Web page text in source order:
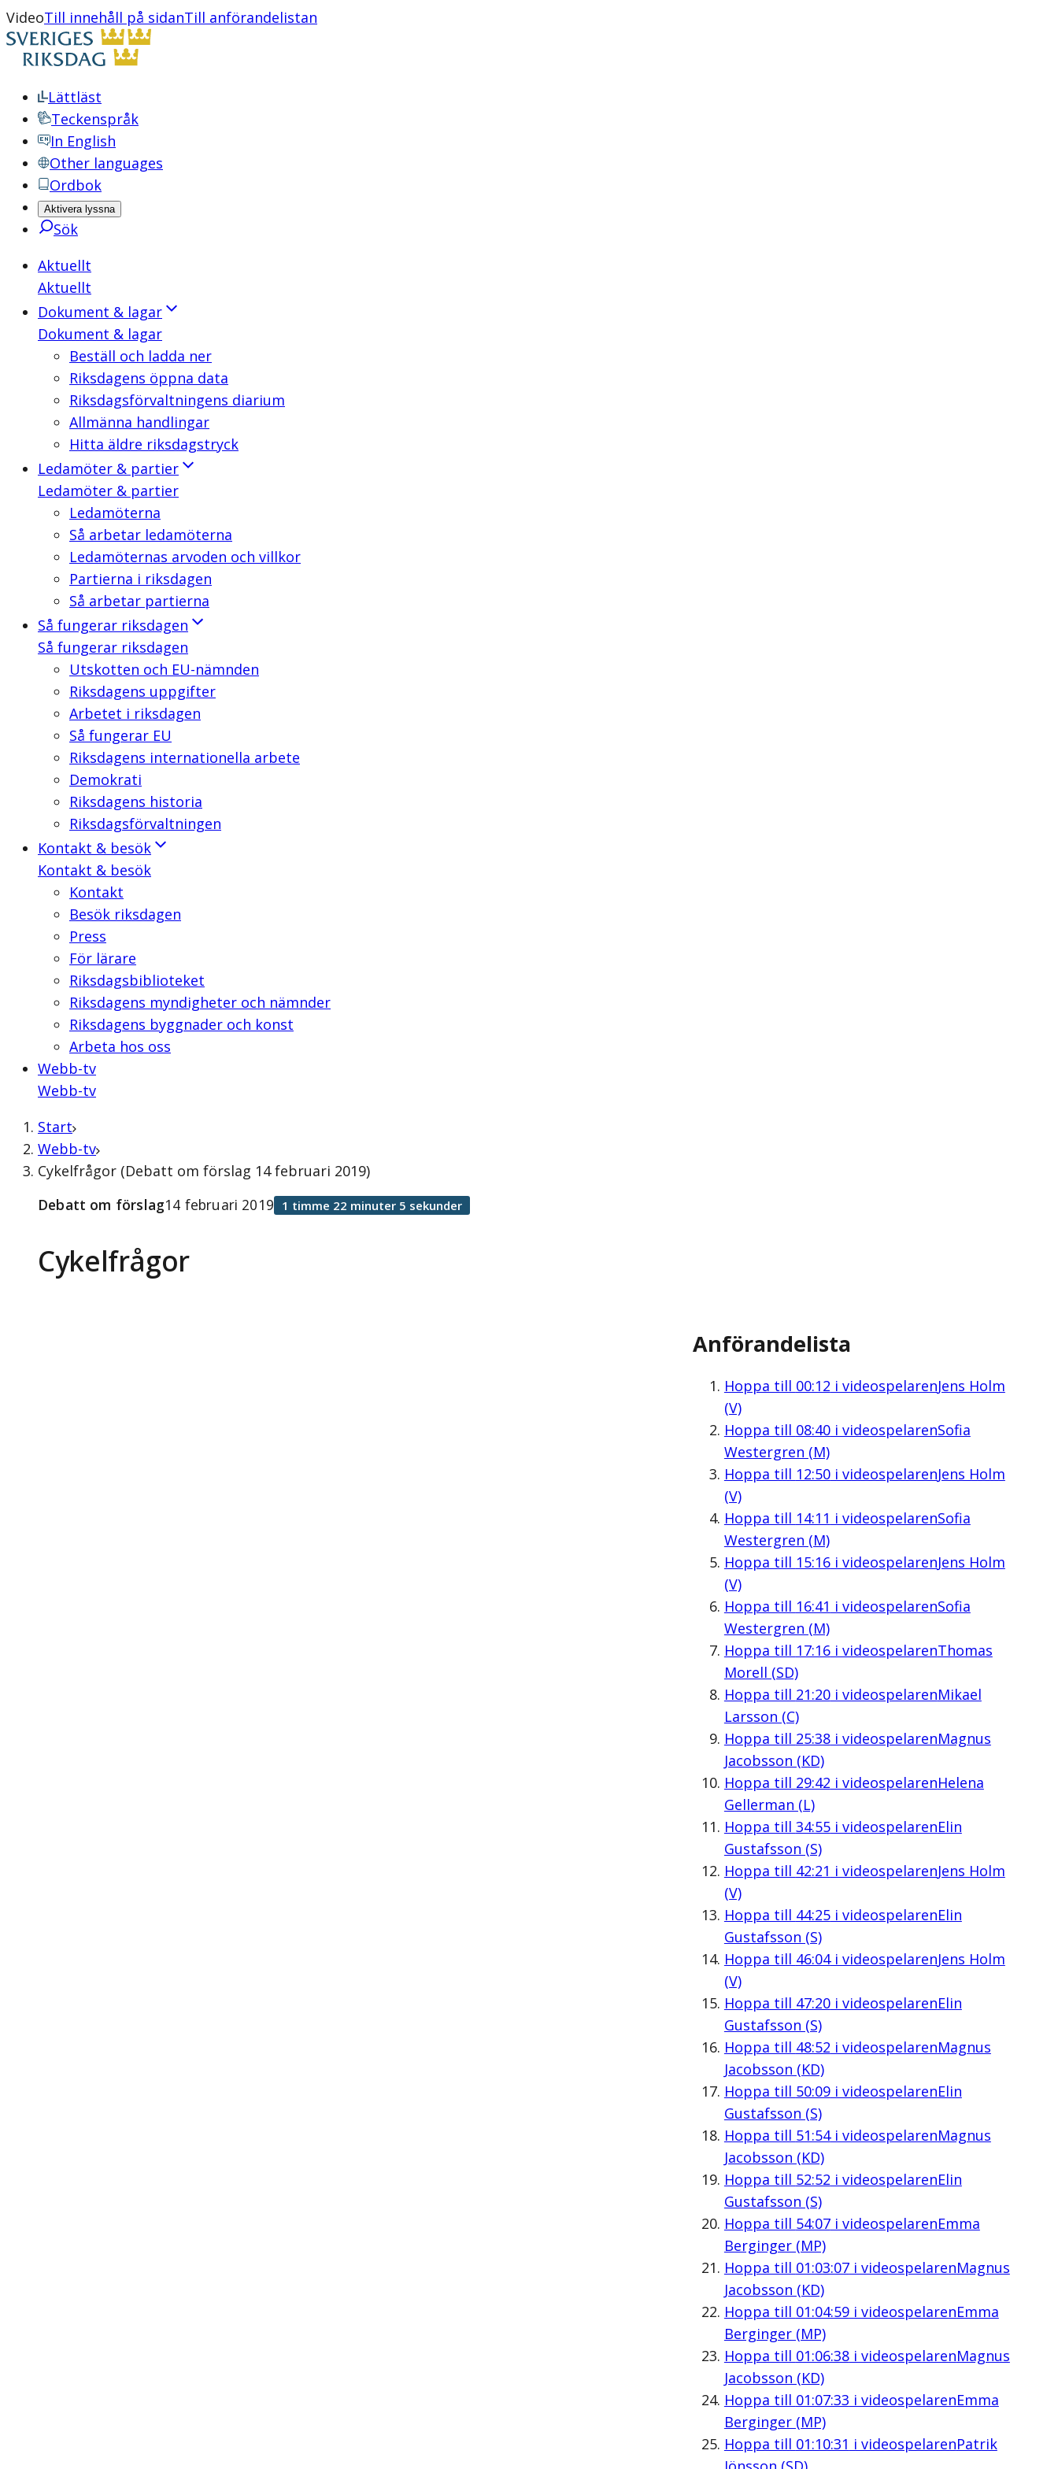
VideoTill innehåll på sidanTill anförandelistan
Lättläst
Teckenspråk
In English
Other languages
Ordbok
Aktivera lyssna
Sök
Aktuellt
Aktuellt
Dokument & lagar
Dokument & lagar
Beställ och ladda ner
Riksdagens öppna data
Riksdagsförvaltningens diarium
Allmänna handlingar
Hitta äldre riksdagstryck
Ledamöter & partier
Ledamöter & partier
Ledamöterna
Så arbetar ledamöterna
Ledamöternas arvoden och villkor
Partierna i riksdagen
Så arbetar partierna
Så fungerar riksdagen
Så fungerar riksdagen
Utskotten och EU-nämnden
Riksdagens uppgifter
Arbetet i riksdagen
Så fungerar EU
Riksdagens internationella arbete
Demokrati
Riksdagens historia
Riksdagsförvaltningen
Kontakt & besök
Kontakt & besök
Kontakt
Besök riksdagen
Press
För lärare
Riksdagsbiblioteket
Riksdagens myndigheter och nämnder
Riksdagens byggnader och konst
Arbeta hos oss
Webb-tv
Webb-tv
Start
Webb-tv
Cykelfrågor (Debatt om förslag 14 februari 2019)
Cykelfrågor
Debatt om förslag14 februari 2019 1 timme 22 minuter 5 sekunder
Anförandelista
Hoppa till 00:12 i videospelarenJens Holm
(V)
Hoppa till 08:40i videospelarenSofia
Westergren (M)
Hoppa till 12:50i videospelarenJens Holm
(V)
Hoppa till 14:11 i videospelarenSofia
Westergren (M)
Hoppa till 15:16i videospelarenJens Holm
(V)
Hoppa till 16:41 i videospelarenSofia
Westergren (M)
Hoppa till 17:16i videospelarenThomas
Morell (SD)
Hoppa till 21:20i videospelarenMikael
Larsson (C)
Hoppa till 25:38i videospelarenMagnus
Jacobsson (KD)
Hoppa till 29:42 i videospelarenHelena
Gellerman (L)
Hoppa till 34:55i videospelarenElin
Gustafsson (S)
Hoppa till 42:21 i videospelarenJens Holm
(V)
Hoppa till 44:25i videospelarenElin
Gustafsson (S)
Hoppa till 46:04i videospelarenJens Holm
(V)
Hoppa till 47:20i videospelarenElin
Gustafsson (S)
Hoppa till 48:52 i videospelarenMagnus
Jacobsson (KD)
Hoppa till 50:09i videospelarenElin
Gustafsson (S)
Hoppa till 51:54i videospelarenMagnus
Jacobsson (KD)
Hoppa till 52:52 i videospelarenElin
Gustafsson (S)
Hoppa till 54:07i videospelarenEmma
Berginger (MP)
Hoppa till 01:03:07i videospelarenMagnus
Jacobsson (KD)
Hoppa till 01:04:59i videospelarenEmma
Berginger (MP)
Hoppa till 01:06:38i videospelarenMagnus
Jacobsson (KD)
Hoppa till 01:07:33 i videospelarenEmma
Berginger (MP)
Hoppa till 01:10:31 i videospelarenPatrik